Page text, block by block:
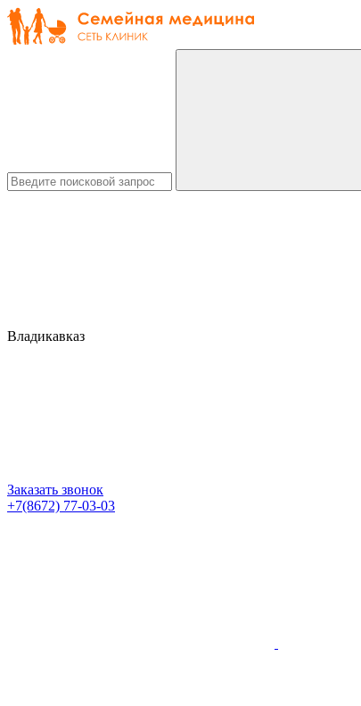
Владикавказ
Заказать звонок
+7(8672) 77-03-03